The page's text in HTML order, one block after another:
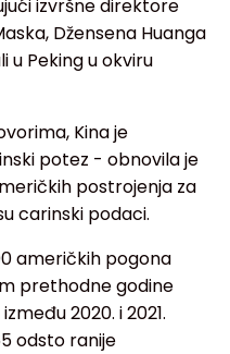
izvršne direktore
Džensena Huanga
u Peking u okviru
Kina je
potez - obnovila je
postrojenja za
carinski podaci.
američkih pogona
prethodne godine
2020. i 2021.
odsto ranije